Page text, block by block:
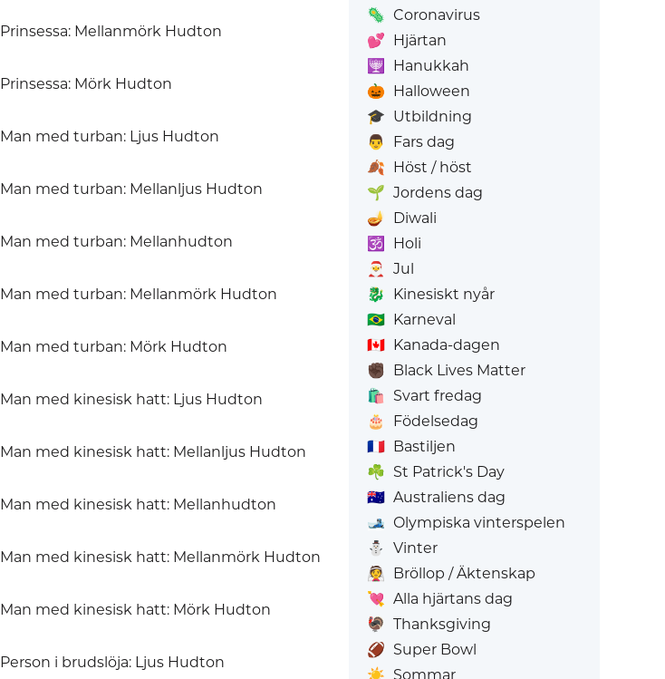
Prinsessa: Mellanmörk Hudton
Prinsessa: Mörk Hudton
Man med turban: Ljus Hudton
Man med turban: Mellanljus Hudton
Man med turban: Mellanhudton
Man med turban: Mellanmörk Hudton
Man med turban: Mörk Hudton
Man med kinesisk hatt: Ljus Hudton
Man med kinesisk hatt: Mellanljus Hudton
Man med kinesisk hatt: Mellanhudton
Man med kinesisk hatt: Mellanmörk Hudton
Man med kinesisk hatt: Mörk Hudton
Person i brudslöja: Ljus Hudton
🦠 Coronavirus
💕 Hjärtan
🕎
Hanukkah
🎃 Halloween
🎓 Utbildning
👨
Fars dag
🍂 Höst / höst
🌱 Jordens dag
🪔
Diwali
🕉️
Holi
🎅
Jul
🐉
Kinesiskt nyår
🇧🇷 Karneval
🇨🇦 Kanada-dagen
✊🏿 Black Lives Matter
🛍️
Svart fredag
🎂
Födelsedag
🇫🇷 Bastiljen
☘️ St Patrick's Day
🇦🇺 Australiens dag
🎿 Olympiska vinterspelen
⛄
Vinter
👰 Bröllop / Äktenskap
💘 Alla hjärtans dag
🦃 Thanksgiving
🏈 Super Bowl
☀️ Sommar